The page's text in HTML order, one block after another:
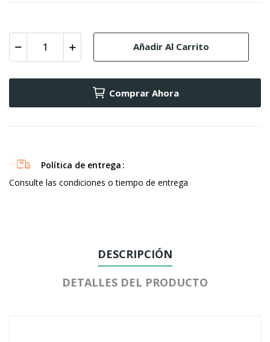
Añadir Al Carrito
Comprar Ahora
Política de entrega
Consulte las condiciones o tiempo de entrega
DESCRIPCIÓN
DETALLES DEL PRODUCTO